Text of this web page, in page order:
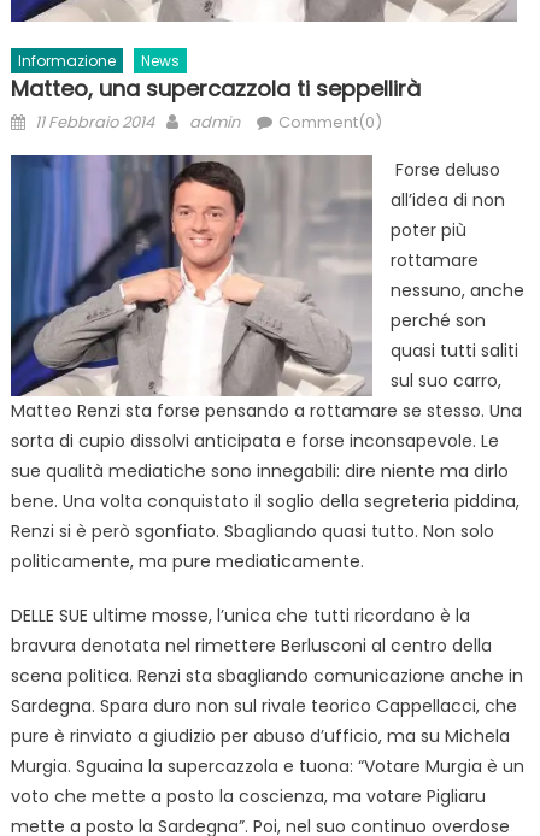
Informazione News
Matteo, una supercazzola ti seppellirà
Posted
11 Febbraio 2014 Author
admin Comment(0)
Forse deluso
all’idea di non
poter più
rottamare
nessuno, anche
perché son
quasi tutti saliti
sul suo carro,
Matteo Renzi sta forse pensando a rottamare se stesso. Una
sorta di cupio dissolvi anticipata e forse inconsapevole. Le
sue qualità mediatiche sono innegabili: dire niente ma dirlo
bene. Una volta conquistato il soglio della segreteria piddina,
Renzi si è però sgonfiato. Sbagliando quasi tutto. Non solo
politicamente, ma pure mediaticamente.
DELLE SUE ultime mosse, l’unica che tutti ricordano è la
bravura denotata nel rimettere Berlusconi al centro della
scena politica. Renzi sta sbagliando comunicazione anche in
Sardegna. Spara duro non sul rivale teorico Cappellacci, che
pure è rinviato a giudizio per abuso d’ufficio, ma su Michela
Murgia. Sguaina la supercazzola e tuona: “Votare Murgia è un
voto che mette a posto la coscienza, ma votare Pigliaru
mette a posto la Sardegna”. Poi, nel suo continuo overdose